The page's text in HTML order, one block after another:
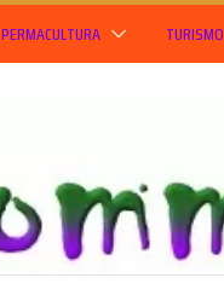
PERMACULTURA TURISMO